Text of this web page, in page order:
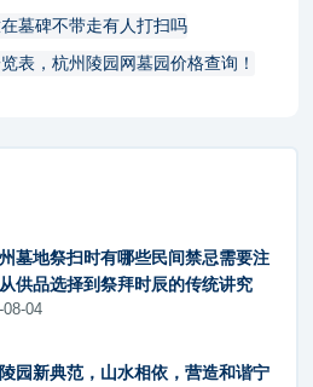
墓碑不带走有人打扫吗
表，杭州陵园网墓园价格查询！
墓地祭扫时有哪些民间禁忌需要注
供品选择到祭拜时辰的传统讲究
08-04
园新典范，山水相依，营造和谐宁